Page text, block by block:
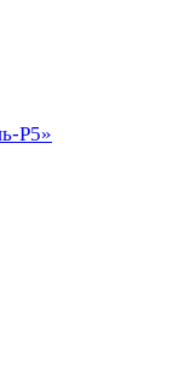
Р5»